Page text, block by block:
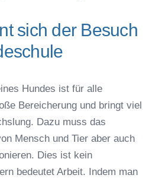
sich der Besuch
Hundes ist für alle
Bereicherung und bringt viel
Dazu muss das
Mensch und Tier aber auch
Dies ist kein
bedeutet Arbeit. Indem man